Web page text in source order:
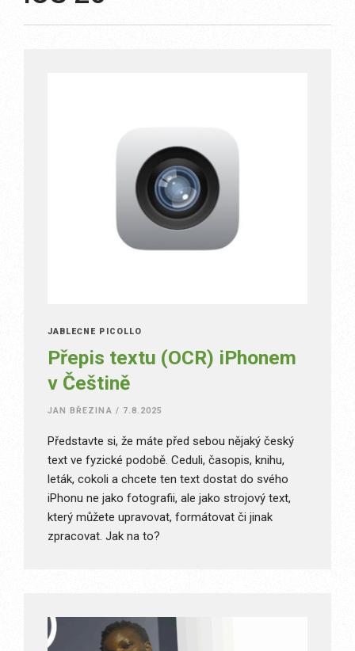
JABLEČNÉ PICOLLO
Přepis textu (OCR) iPhonem
v Češtině
JAN BŘEZINA / 7.8.2025
Představte si, že máte před sebou nějaký český
text ve fyzické podobě. Ceduli, časopis, knihu,
leták, cokoli a chcete ten text dostat do svého
iPhonu ne jako fotografii, ale jako strojový text,
který můžete upravovat, formátovat či jinak
zpracovat. Jak na to?